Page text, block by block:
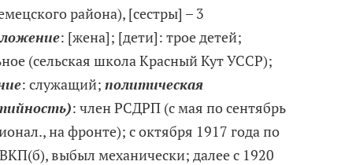
района), [сестры] – 3
: [жена]; [дети]: трое детей;
(сельская школа Красный Кут УССР);
: служащий; политическая
: член РСДРП (с мая по сентябрь
на фронте); с октября 1917 года по
выбыл механически; далее с 1920